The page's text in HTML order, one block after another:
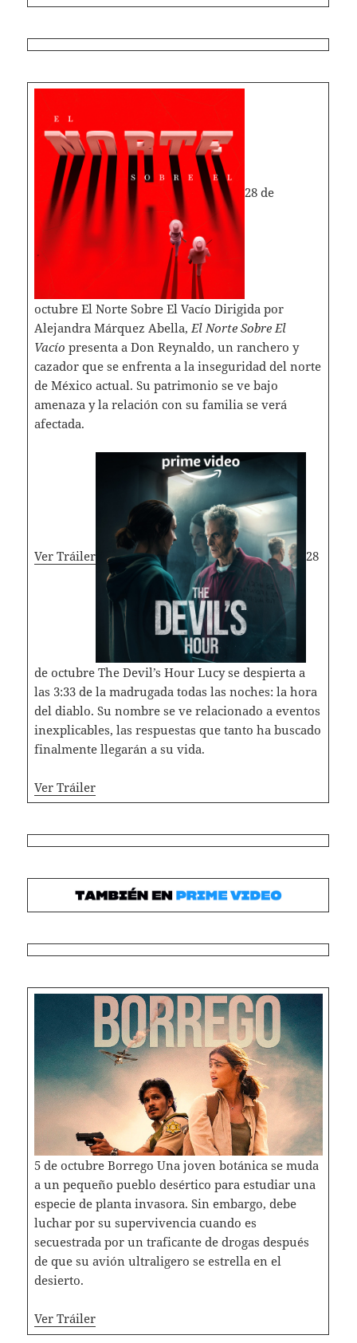
28 de
octubre El Norte Sobre El Vacío Dirigida por
Alejandra Márquez Abella, El Norte Sobre El
Vacío presenta a Don Reynaldo, un ranchero y
cazador que se enfrenta a la inseguridad del norte
de México actual. Su patrimonio se ve bajo
amenaza y la relación con su familia se verá
afectada.
Ver Tráiler 28
de octubre The Devil’s Hour Lucy se despierta a
las 3:33 de la madrugada todas las noches: la hora
del diablo. Su nombre se ve relacionado a eventos
inexplicables, las respuestas que tanto ha buscado
finalmente llegarán a su vida.
Ver Tráiler
5 de octubre Borrego Una joven botánica se muda
a un pequeño pueblo desértico para estudiar una
especie de planta invasora. Sin embargo, debe
luchar por su supervivencia cuando es
secuestrada por un traficante de drogas después
de que su avión ultraligero se estrella en el
desierto.
Ver Tráiler